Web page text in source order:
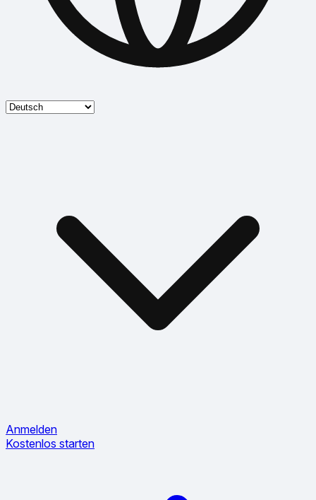
Anmelden
Kostenlos starten